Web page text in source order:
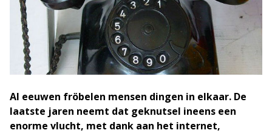
Al eeuwen fröbelen mensen dingen in elkaar. De
laatste jaren neemt dat geknutsel ineens een
enorme vlucht, met dank aan het internet,